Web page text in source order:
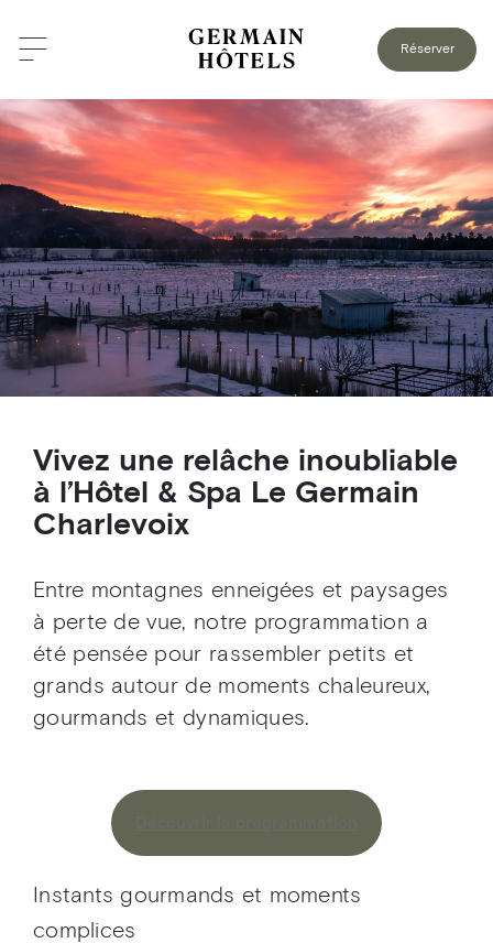
Réserver
Vivez une relâche inoubliable
à l’Hôtel & Spa Le Germain
Charlevoix
Entre montagnes enneigées et paysages
à perte de vue, notre programmation a
été pensée pour rassembler petits et
grands autour de moments chaleureux,
gourmands et dynamiques.
Instants gourmands et moments
complices